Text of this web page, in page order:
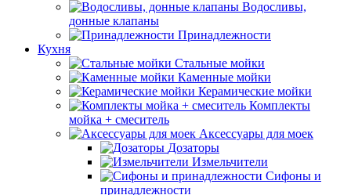
Водосливы,
донные клапаны
Принадлежности
Кухня
Стальные мойки
Каменные мойки
Керамические мойки
Комплекты
мойка + смеситель
Аксессуары для моек
Дозаторы
Измельчители
Сифоны и
принадлежности